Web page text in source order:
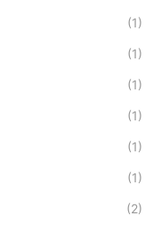
(1)
(1)
(1)
(1)
(1)
(1)
(2)